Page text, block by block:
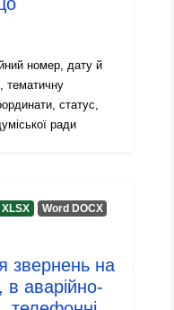
номер, дату й
тематичну
статус,
ради
Word DOCX
звернень на
в аварійно-